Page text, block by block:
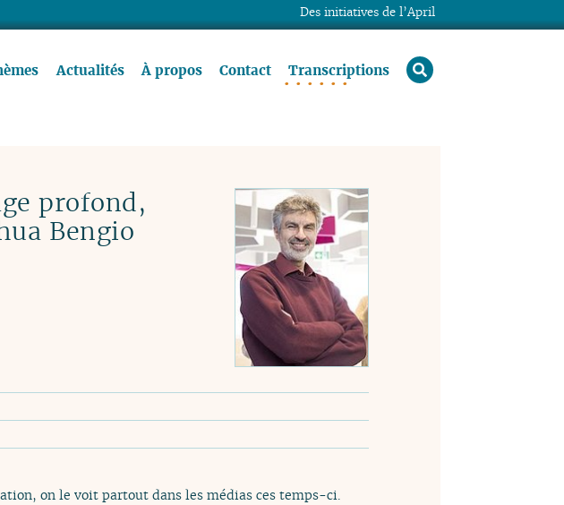
Actualités À propos Contact Transcriptions rechercher
profond,
Bengio
on le voit partout dans les médias ces temps-ci.
Des initiatives de l’April